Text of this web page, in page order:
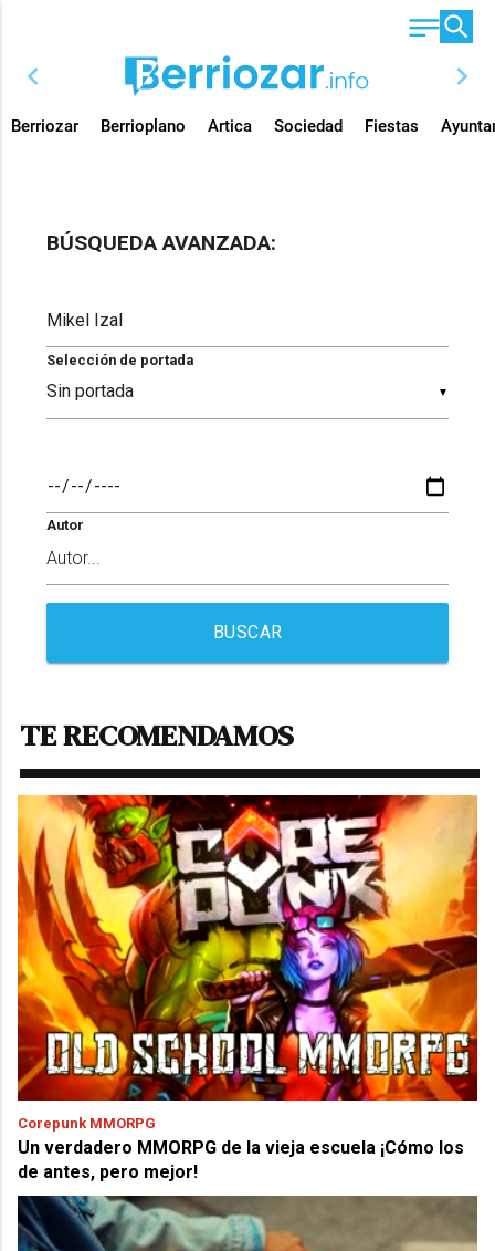
chevron_left chevron_right
Berriozar Berrioplano Artica Sociedad Fiestas
BÚSQUEDA AVANZADA:
▼
Selección de portada
Autor
BUSCAR
TE RECOMENDAMOS
Corepunk MMORPG
Un verdadero MMORPG de la vieja escuela ¡Cómo los
de antes, pero mejor!